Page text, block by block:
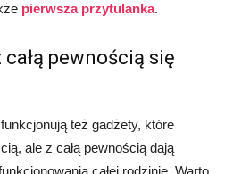
pierwsza przytulanka.
pewnością się
też gadżety, które
ale z całą pewnością dają